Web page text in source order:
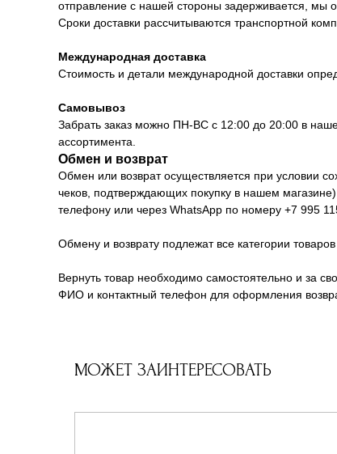
отправление с нашей стороны задерживается, мы
Сроки доставки рассчитываются транспортной
Международная доставка
Стоимость и детали международной доставки
Самовывоз
Забрать заказ можно ПН-ВС с 12:00 до 20:00 в
ассортимента.
Обмен и возврат
Обмен или возврат осуществляется при условии
чеков, подтверждающих покупку в нашем
телефону или через WhatsApp по номеру +7 995
Обмену и возврату подлежат все категории
Вернуть товар необходимо самостоятельно и за
ФИО и контактный телефон для оформления
МОЖЕТ ЗАИНТЕРЕСОВАТЬ